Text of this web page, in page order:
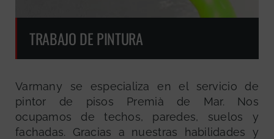
TRABAJO DE PINTURA
Varmany se especializa en el servicio de
pintor de pisos Premià de Mar. Nos
ocupamos de techos, paredes, suelos y
fachadas. Gracias a nuestras habilidades y